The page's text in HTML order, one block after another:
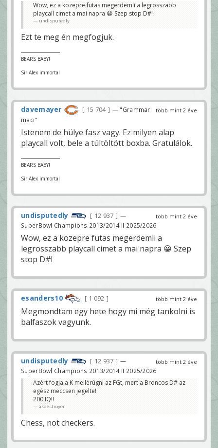
Wow, ez a kozepre futas megerdemli a legrosszabb
playcall cimet a mai napra 😀 Szep stop D#!
undisputedly
Ezt te meg én megfogjuk.
BEARS BABY!
Sir Alex immortal
több mint 2 éve
davemayer 15 704
— "Grammar
maci"
Istenem de hülye fasz vagy. Ez milyen alap
playcall volt, bele a túltöltött boxba. Gratulálok.
BEARS BABY!
Sir Alex immortal
több mint 2 éve
undisputedly 12 937
—
SuperBowl Champions 2013/2014 II 2025/2026
Wow, ez a kozepre futas megerdemli a
legrosszabb playcall cimet a mai napra 😀 Szep
stop D#!
több mint 2 éve
esanders10 1 092
Megmondtam egy hete hogy mi még tankolni is
balfaszok vagyunk.
több mint 2 éve
undisputedly 12 937
—
SuperBowl Champions 2013/2014 II 2025/2026
Azért fogja a K mellérúgni az FGt, mert a Broncos D# az
egész meccsen jegelte!
200 IQ!!
akdestroyer
Chess, not checkers.